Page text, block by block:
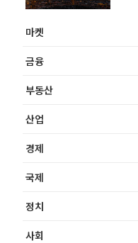
마켓
금융
부동산
산업
경제
국제
정치
사회